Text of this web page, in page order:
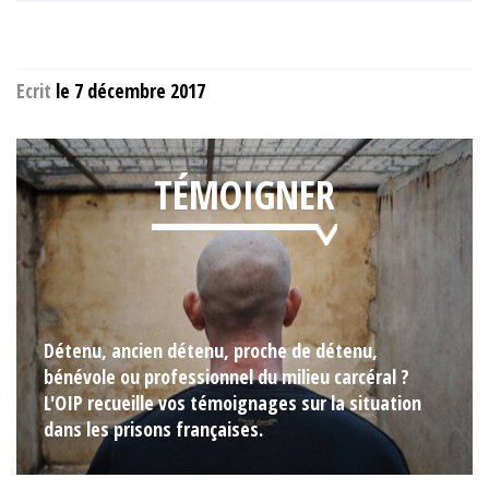
Ecrit le 7 décembre 2017
TÉMOIGNER
Détenu, ancien détenu, proche de détenu,
bénévole ou professionnel du milieu carcéral ?
L'OIP recueille vos témoignages sur la situation
dans les prisons françaises.